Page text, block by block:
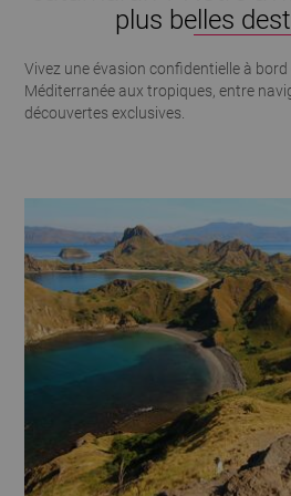
dragons, mais il offre également
fonds marins de la planète. Nous
jours à bord d'un Pinisi, afin de profiter
et des mouillages les plus
expériences les plus marquantes que
exclusives. Situé en Papouasie
considéré comme l'un des plus beaux
monde.Notre avis Une destination
réservons plutôt aux voyageurs déjà
aux passionnés de
recommandons si... Vous recherchez
Vous aimez les plages. Vous souhaitez
balnéaire. Plus discrète que Bali,
volcaniques, ses plages et son
Une belle alternative pour ceux qui
les plus fréquentés.Sulawesi
la recommandons si... Vous aimez les
passionné d'ethnologie. Vous
plus belles
Vivez une évasion confidentielle à bord
Méditerranée aux tropiques, entre
découvertes exclusives.